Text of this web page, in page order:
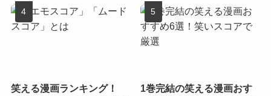
笑える漫画ランキング！
1巻完結の笑える漫画おす